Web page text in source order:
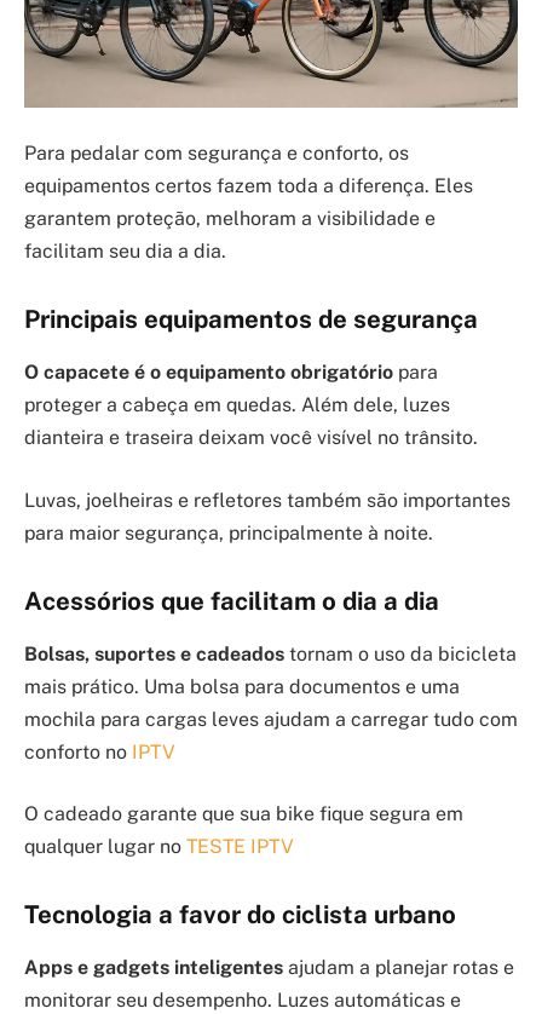
Para pedalar com segurança e conforto, os
equipamentos certos fazem toda a diferença. Eles
garantem proteção, melhoram a visibilidade e
facilitam seu dia a dia.
Principais equipamentos de segurança
O capacete é o equipamento obrigatório para
proteger a cabeça em quedas. Além dele, luzes
dianteira e traseira deixam você visível no trânsito.
Luvas, joelheiras e refletores também são importantes
para maior segurança, principalmente à noite.
Acessórios que facilitam o dia a dia
Bolsas, suportes e cadeados tornam o uso da bicicleta
mais prático. Uma bolsa para documentos e uma
mochila para cargas leves ajudam a carregar tudo com
conforto no IPTV
O cadeado garante que sua bike fique segura em
qualquer lugar no TESTE IPTV
Tecnologia a favor do ciclista urbano
Apps e gadgets inteligentes ajudam a planejar rotas e
monitorar seu desempenho. Luzes automáticas e